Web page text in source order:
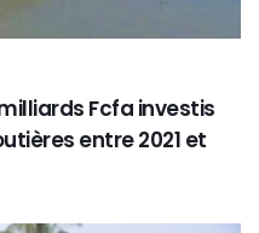
Fcfa investis
entre 2021 et